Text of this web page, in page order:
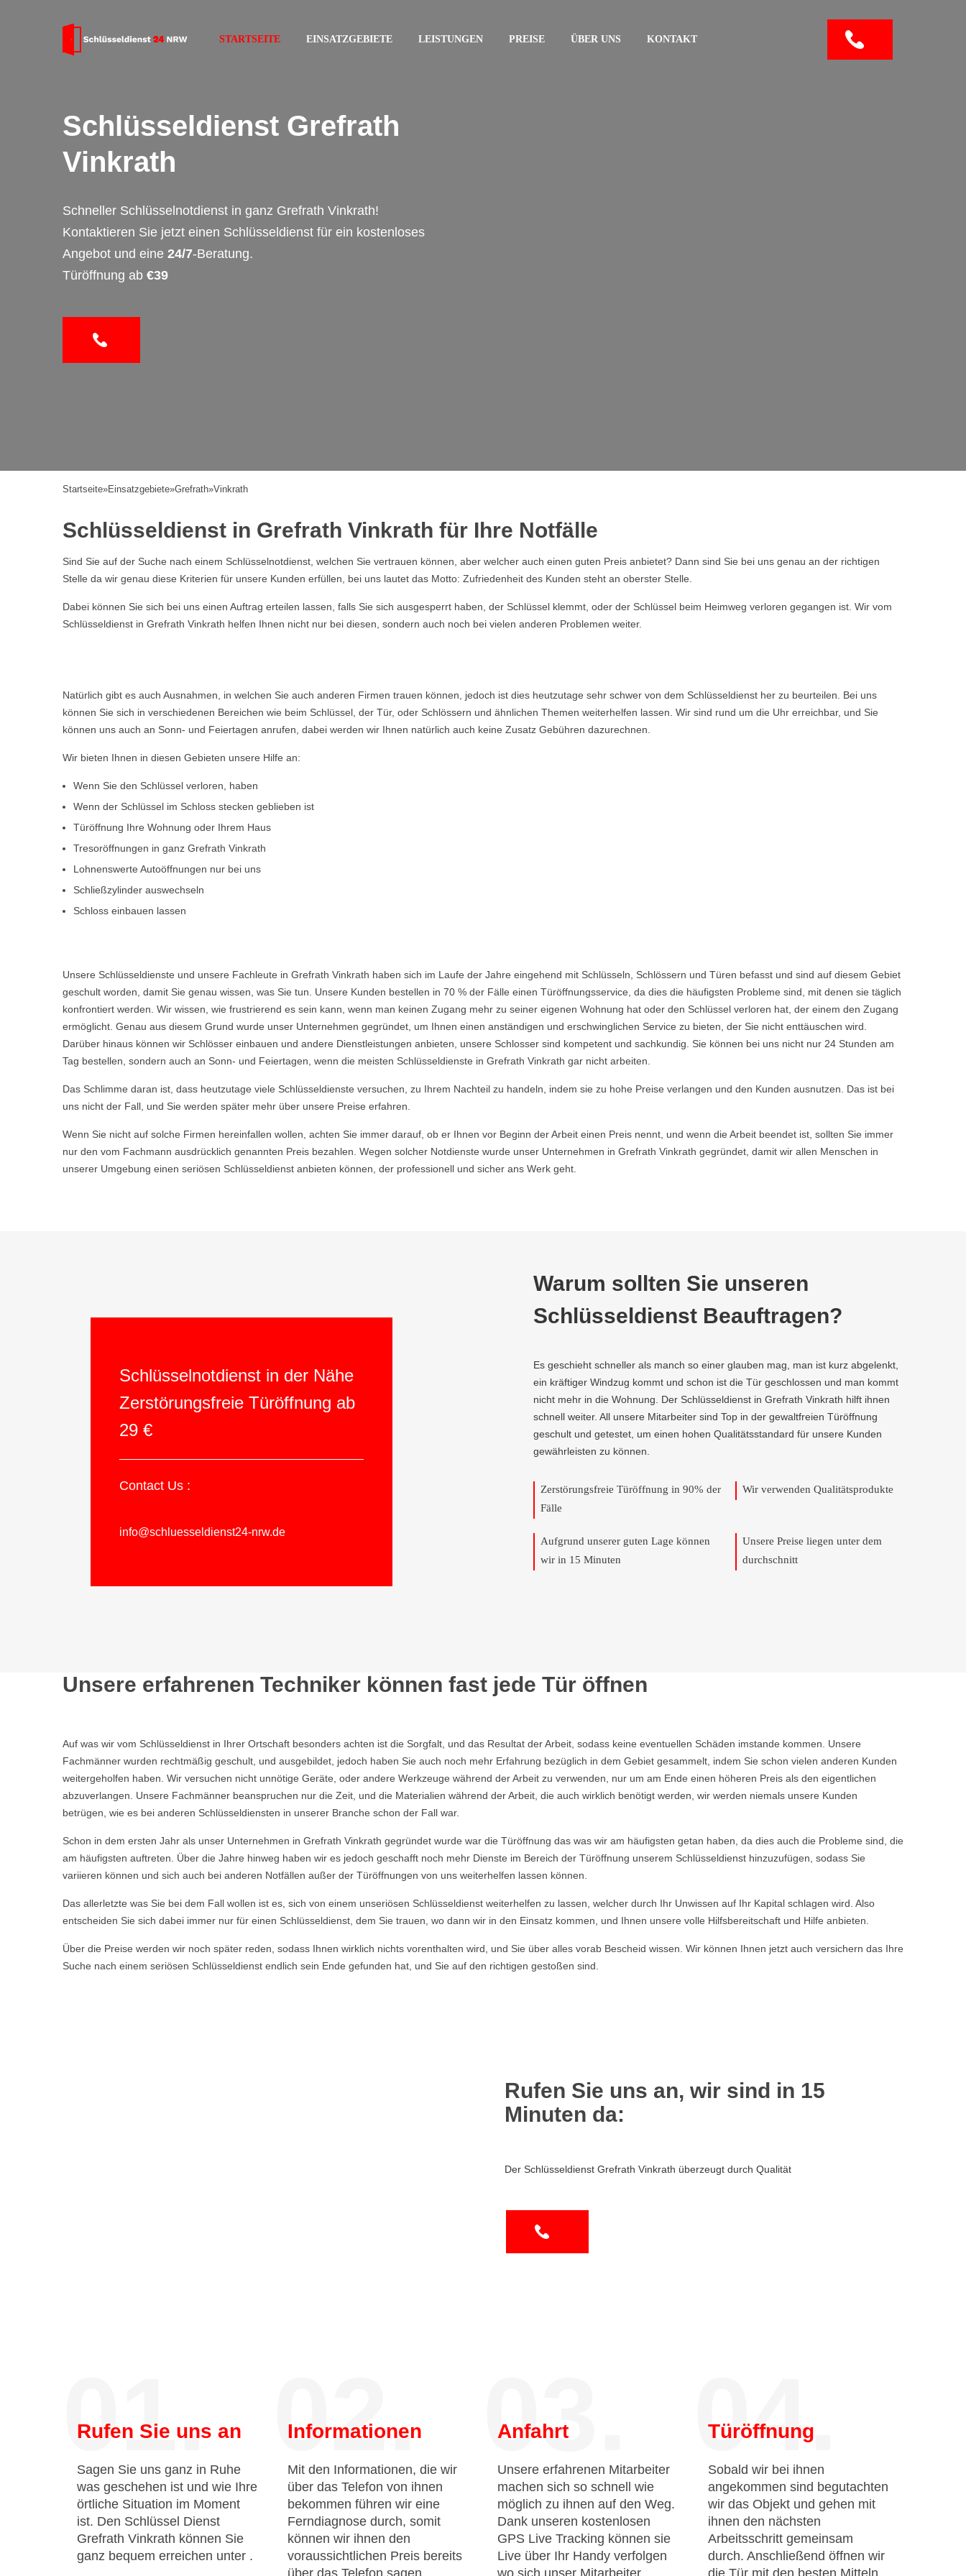
STARTSEITE EINSATZGEBIETE LEISTUNGEN PREISE ÜBER UNS KONTAKT
Schlüsseldienst Grefrath
Vinkrath
Schneller Schlüsselnotdienst in ganz Grefrath Vinkrath!
Kontaktieren Sie jetzt einen Schlüsseldienst für ein kostenloses
Angebot und eine 24/7-Beratung.
Türöffnung ab €39
Startseite»Einsatzgebiete»Grefrath»Vinkrath
Schlüsseldienst in Grefrath Vinkrath für Ihre Notfälle
Sind Sie auf der Suche nach einem Schlüsselnotdienst, welchen Sie vertrauen können, aber welcher auch einen guten Preis anbietet? Dann sind Sie bei uns genau an der richtigen
Stelle da wir genau diese Kriterien für unsere Kunden erfüllen, bei uns lautet das Motto: Zufriedenheit des Kunden steht an oberster Stelle.
Dabei können Sie sich bei uns einen Auftrag erteilen lassen, falls Sie sich ausgesperrt haben, der Schlüssel klemmt, oder der Schlüssel beim Heimweg verloren gegangen ist. Wir vom
Schlüsseldienst in Grefrath Vinkrath helfen Ihnen nicht nur bei diesen, sondern auch noch bei vielen anderen Problemen weiter.
Natürlich gibt es auch Ausnahmen, in welchen Sie auch anderen Firmen trauen können, jedoch ist dies heutzutage sehr schwer von dem Schlüsseldienst her zu beurteilen. Bei uns
können Sie sich in verschiedenen Bereichen wie beim Schlüssel, der Tür, oder Schlössern und ähnlichen Themen weiterhelfen lassen. Wir sind rund um die Uhr erreichbar, und Sie
können uns auch an Sonn- und Feiertagen anrufen, dabei werden wir Ihnen natürlich auch keine Zusatz Gebühren dazurechnen.
Wir bieten Ihnen in diesen Gebieten unsere Hilfe an:
Wenn Sie den Schlüssel verloren, haben
Wenn der Schlüssel im Schloss stecken geblieben ist
Türöffnung Ihre Wohnung oder Ihrem Haus
Tresoröffnungen in ganz Grefrath Vinkrath
Lohnenswerte Autoöffnungen nur bei uns
Schließzylinder auswechseln
Schloss einbauen lassen
Unsere Schlüsseldienste und unsere Fachleute in Grefrath Vinkrath haben sich im Laufe der Jahre eingehend mit Schlüsseln, Schlössern und Türen befasst und sind auf diesem Gebiet
geschult worden, damit Sie genau wissen, was Sie tun. Unsere Kunden bestellen in 70 % der Fälle einen Türöffnungsservice, da dies die häufigsten Probleme sind, mit denen sie täglich
konfrontiert werden. Wir wissen, wie frustrierend es sein kann, wenn man keinen Zugang mehr zu seiner eigenen Wohnung hat oder den Schlüssel verloren hat, der einem den Zugang
ermöglicht. Genau aus diesem Grund wurde unser Unternehmen gegründet, um Ihnen einen anständigen und erschwinglichen Service zu bieten, der Sie nicht enttäuschen wird.
Darüber hinaus können wir Schlösser einbauen und andere Dienstleistungen anbieten, unsere Schlosser sind kompetent und sachkundig. Sie können bei uns nicht nur 24 Stunden am
Tag bestellen, sondern auch an Sonn- und Feiertagen, wenn die meisten Schlüsseldienste in Grefrath Vinkrath gar nicht arbeiten.
Das Schlimme daran ist, dass heutzutage viele Schlüsseldienste versuchen, zu Ihrem Nachteil zu handeln, indem sie zu hohe Preise verlangen und den Kunden ausnutzen. Das ist bei
uns nicht der Fall, und Sie werden später mehr über unsere Preise erfahren.
Wenn Sie nicht auf solche Firmen hereinfallen wollen, achten Sie immer darauf, ob er Ihnen vor Beginn der Arbeit einen Preis nennt, und wenn die Arbeit beendet ist, sollten Sie immer
nur den vom Fachmann ausdrücklich genannten Preis bezahlen. Wegen solcher Notdienste wurde unser Unternehmen in Grefrath Vinkrath gegründet, damit wir allen Menschen in
unserer Umgebung einen seriösen Schlüsseldienst anbieten können, der professionell und sicher ans Werk geht.
Schlüsselnotdienst in der Nähe
Zerstörungsfreie Türöffnung ab
29 €
Contact Us :
info@schluesseldienst24-nrw.de
Warum sollten Sie unseren
Schlüsseldienst Beauftragen?
Es geschieht schneller als manch so einer glauben mag, man ist kurz abgelenkt,
ein kräftiger Windzug kommt und schon ist die Tür geschlossen und man kommt
nicht mehr in die Wohnung. Der Schlüsseldienst in Grefrath Vinkrath hilft ihnen
schnell weiter. All unsere Mitarbeiter sind Top in der gewaltfreien Türöffnung
geschult und getestet, um einen hohen Qualitätsstandard für unsere Kunden
gewährleisten zu können.
Zerstörungsfreie Türöffnung in 90% der
Fälle
Wir verwenden Qualitätsprodukte
Aufgrund unserer guten Lage können
wir in 15 Minuten
Unsere Preise liegen unter dem
durchschnitt
Unsere erfahrenen Techniker können fast jede Tür öffnen
Auf was wir vom Schlüsseldienst in Ihrer Ortschaft besonders achten ist die Sorgfalt, und das Resultat der Arbeit, sodass keine eventuellen Schäden imstande kommen. Unsere
Fachmänner wurden rechtmäßig geschult, und ausgebildet, jedoch haben Sie auch noch mehr Erfahrung bezüglich in dem Gebiet gesammelt, indem Sie schon vielen anderen Kunden
weitergeholfen haben. Wir versuchen nicht unnötige Geräte, oder andere Werkzeuge während der Arbeit zu verwenden, nur um am Ende einen höheren Preis als den eigentlichen
abzuverlangen. Unsere Fachmänner beanspruchen nur die Zeit, und die Materialien während der Arbeit, die auch wirklich benötigt werden, wir werden niemals unsere Kunden
betrügen, wie es bei anderen Schlüsseldiensten in unserer Branche schon der Fall war.
Schon in dem ersten Jahr als unser Unternehmen in Grefrath Vinkrath gegründet wurde war die Türöffnung das was wir am häufigsten getan haben, da dies auch die Probleme sind, die
am häufigsten auftreten. Über die Jahre hinweg haben wir es jedoch geschafft noch mehr Dienste im Bereich der Türöffnung unserem Schlüsseldienst hinzuzufügen, sodass Sie
variieren können und sich auch bei anderen Notfällen außer der Türöffnungen von uns weiterhelfen lassen können.
Das allerletzte was Sie bei dem Fall wollen ist es, sich von einem unseriösen Schlüsseldienst weiterhelfen zu lassen, welcher durch Ihr Unwissen auf Ihr Kapital schlagen wird. Also
entscheiden Sie sich dabei immer nur für einen Schlüsseldienst, dem Sie trauen, wo dann wir in den Einsatz kommen, und Ihnen unsere volle Hilfsbereitschaft und Hilfe anbieten.
Über die Preise werden wir noch später reden, sodass Ihnen wirklich nichts vorenthalten wird, und Sie über alles vorab Bescheid wissen. Wir können Ihnen jetzt auch versichern das Ihre
Suche nach einem seriösen Schlüsseldienst endlich sein Ende gefunden hat, und Sie auf den richtigen gestoßen sind.
Rufen Sie uns an, wir sind in 15
Minuten da:
Der Schlüsseldienst Grefrath Vinkrath überzeugt durch Qualität
01.
Rufen Sie uns an
Sagen Sie uns ganz in Ruhe
was geschehen ist und wie Ihre
örtliche Situation im Moment
ist. Den Schlüssel Dienst
Grefrath Vinkrath können Sie
ganz bequem erreichen unter .
02.
Informationen
Mit den Informationen, die wir
über das Telefon von ihnen
bekommen führen wir eine
Ferndiagnose durch, somit
können wir ihnen den
voraussichtlichen Preis bereits
über das Telefon sagen.
03.
Anfahrt
Unsere erfahrenen Mitarbeiter
machen sich so schnell wie
möglich zu ihnen auf den Weg.
Dank unseren kostenlosen
GPS Live Tracking können sie
Live über Ihr Handy verfolgen
wo sich unser Mitarbeiter
04.
Türöffnung
Sobald wir bei ihnen
angekommen sind begutachten
wir das Objekt und gehen mit
ihnen den nächsten
Arbeitsschritt gemeinsam
durch. Anschließend öffnen wir
die Tür mit den besten Mitteln